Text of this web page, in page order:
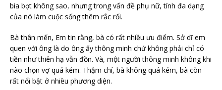
bia bọt không sao, nhưng trong vấn đề phụ nữ, tính đa dạng
của nó làm cuộc sống thêm rắc rối.
Bà thân mến, Em tin rằng, bà có rất nhiều ưu điểm. Sở dĩ em
quen với ông là do ông ấy thông minh chứ không phải chỉ có
tiền như thiên hạ vẫn đồn. Và, một người thông minh không khi
nào chọn vợ quá kém. Thậm chí, bà không quá kém, bà còn
rất nổi bật ở nhiều phương diện.